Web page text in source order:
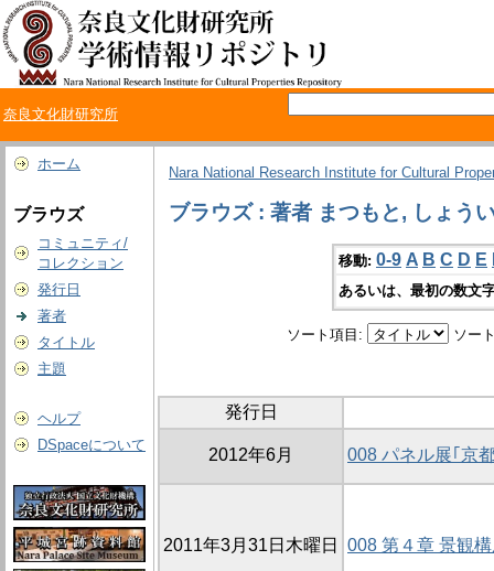
奈良文化財研究所
ホーム
ブラウズ
コミュニティ/
コレクション
発行日
著者
タイトル
主題
ヘルプ
DSpaceについて
Nara National Research Institute for Cultural
ブラウズ : 著者 まつもと, しょう
移動: 0-9 A B C D E
あるいは、最初の数文
ソート項目: ソー
発行日
2012年6月 008 パネル展｢京
2011年3月31日木曜日 008 第４章 景観